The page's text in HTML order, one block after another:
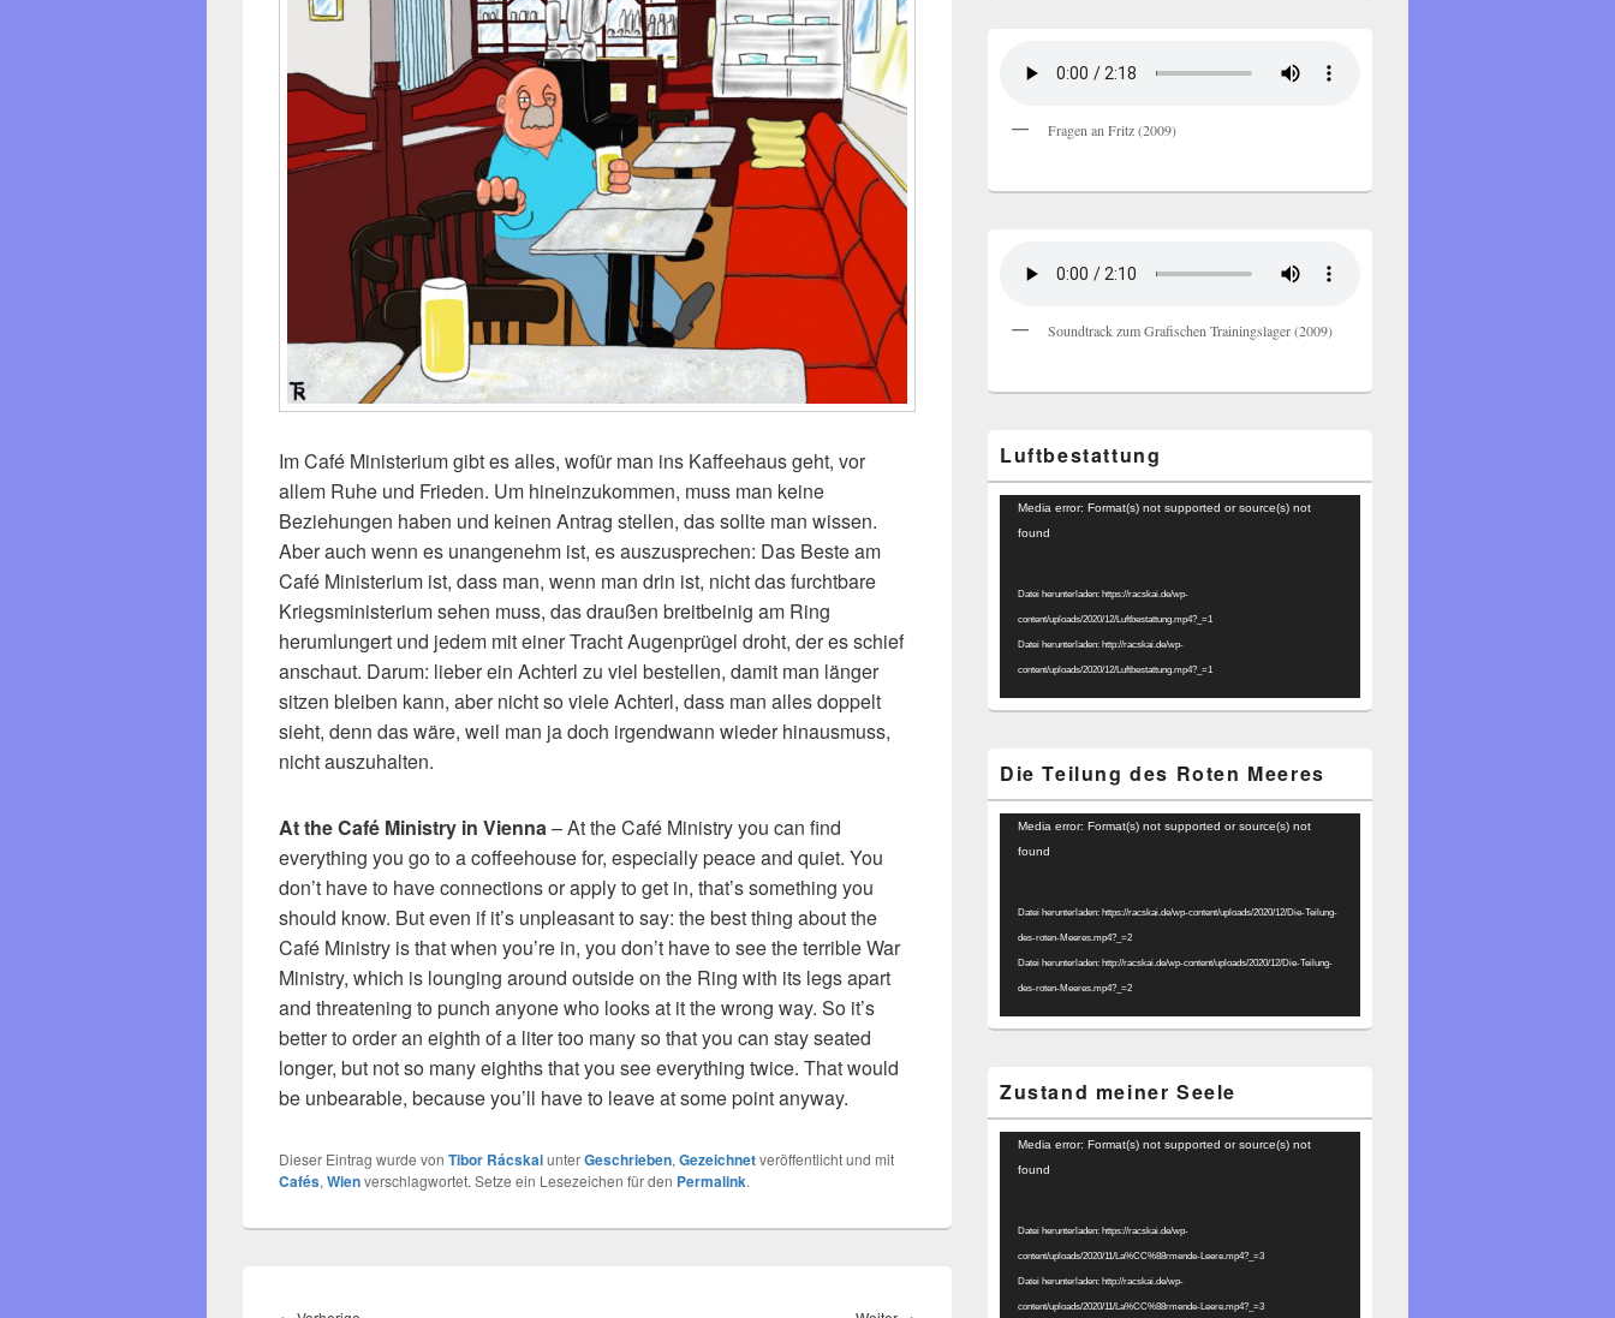
Im Café Ministerium gibt es alles, wofür man ins Kaffeehaus geht, vor
allem Ruhe und Frieden. Um hineinzukommen, muss man keine
Beziehungen haben und keinen Antrag stellen, das sollte man wissen.
Aber auch wenn es unangenehm ist, es auszusprechen: Das Beste am
Café Ministerium ist, dass man, wenn man drin ist, nicht das furchtbare
Kriegsministerium sehen muss, das draußen breitbeinig am Ring
herumlungert und jedem mit einer Tracht Augenprügel droht, der es schief
anschaut. Darum: lieber ein Achterl zu viel bestellen, damit man länger
sitzen bleiben kann, aber nicht so viele Achterl, dass man alles doppelt
sieht, denn das wäre, weil man ja doch irgendwann wieder hinausmuss,
nicht auszuhalten.
At the Café Ministry in Vienna– At the Café Ministry you can find
everything you go to a coffeehouse for, especially peace and quiet. You
don’t have to have connections or apply to get in, that’s something you
should know. But even if it’s unpleasant to say: the best thing about the
Café Ministry is that when you’re in, you don’t have to see the terrible War
Ministry, which is lounging around outside on the Ring with its legs apart
and threatening to punch anyone who looks at it the wrong way. So it’s
better to order an eighth of a liter too many so that you can stay seated
longer, but not so many eighths that you see everything twice. That would
be unbearable, because you’ll have to leave at some point anyway.
Dieser Eintrag wurde von Tibor RácskaiunterGeschrieben, Gezeichnetveröffentlicht und mit
Cafés, Wienverschlagwortet. Setze ein Lesezeichen für den Permalink.
Fragen an Fritz (2009)
Soundtrack zum Grafischen Trainingslager (2009)
Luftbestattung
Video-
Player
Media error: Format(s) not supported or source(s) not
found
Datei herunterladen: https://racskai.de/wp-
content/uploads/2020/12/Luftbestattung.mp4?_=1
Datei herunterladen: http://racskai.de/wp-
content/uploads/2020/12/Luftbestattung.mp4?_=1
Die Teilung des Roten Meeres
Video-
Player
Media error: Format(s) not supported or source(s) not
found
Datei herunterladen: https://racskai.de/wp-content/uploads/2020/12/Die-Teilung-
des-roten-Meeres.mp4?_=2
Datei herunterladen: http://racskai.de/wp-content/uploads/2020/12/Die-Teilung-
des-roten-Meeres.mp4?_=2
Zustand meiner Seele
Video-
Player
Media error: Format(s) not supported or source(s) not
found
Datei herunterladen: https://racskai.de/wp-
content/uploads/2020/11/La%CC%88rmende-Leere.mp4?_=3
Datei herunterladen: http://racskai.de/wp-
content/uploads/2020/11/La%CC%88rmende-Leere.mp4?_=3